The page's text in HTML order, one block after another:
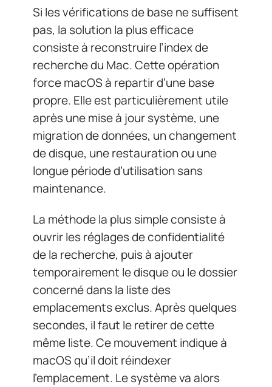
Si les vérifications de base ne suffisent
pas, la solution la plus efficace
consiste à reconstruire l’index de
recherche du Mac. Cette opération
force macOS à repartir d’une base
propre. Elle est particulièrement utile
après une mise à jour système, une
migration de données, un changement
de disque, une restauration ou une
longue période d’utilisation sans
maintenance.
La méthode la plus simple consiste à
ouvrir les réglages de confidentialité
de la recherche, puis à ajouter
temporairement le disque ou le dossier
concerné dans la liste des
emplacements exclus. Après quelques
secondes, il faut le retirer de cette
même liste. Ce mouvement indique à
macOS qu’il doit réindexer
l’emplacement. Le système va alors